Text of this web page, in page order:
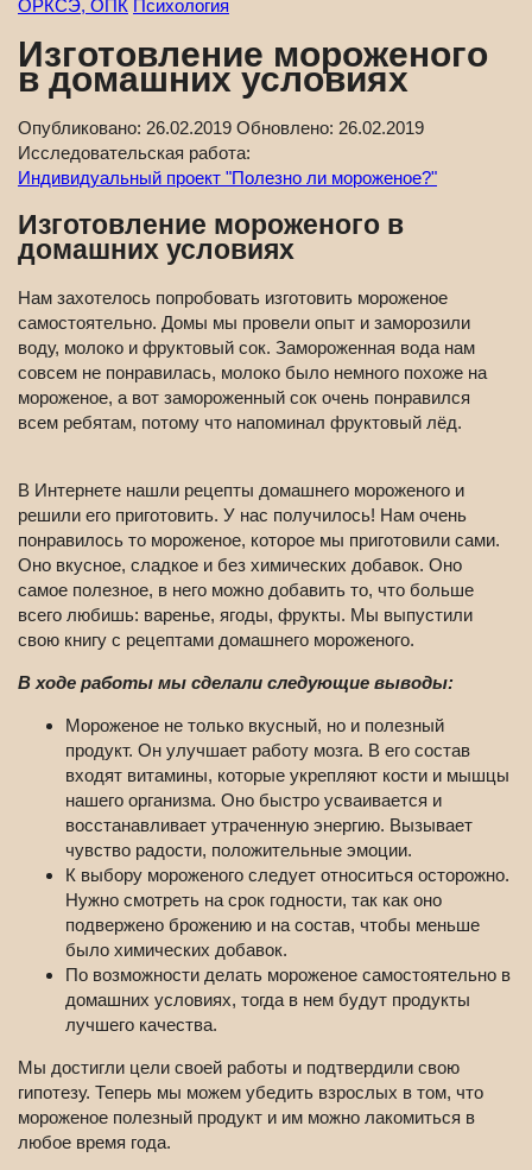
ОРКСЭ, ОПК Психология
Изготовление мороженого
в домашних условиях
Опубликовано: 26.02.2019 Обновлено: 26.02.2019
Исследовательская работа:
Индивидуальный проект "Полезно ли мороженое?"
Изготовление мороженого в
домашних условиях
Нам захотелось попробовать изготовить мороженое
самостоятельно. Домы мы провели опыт и заморозили
воду, молоко и фруктовый сок. Замороженная вода нам
совсем не понравилась, молоко было немного похоже на
мороженое, а вот замороженный сок очень понравился
всем ребятам, потому что напоминал фруктовый лёд.
В Интернете нашли рецепты домашнего мороженого и
решили его приготовить. У нас получилось! Нам очень
понравилось то мороженое, которое мы приготовили сами.
Оно вкусное, сладкое и без химических добавок. Оно
самое полезное, в него можно добавить то, что больше
всего любишь: варенье, ягоды, фрукты. Мы выпустили
свою книгу с рецептами домашнего мороженого.
В ходе работы мы сделали следующие выводы:
Мороженое не только вкусный, но и полезный
продукт. Он улучшает работу мозга. В его состав
входят витамины, которые укрепляют кости и мышцы
нашего организма. Оно быстро усваивается и
восстанавливает утраченную энергию. Вызывает
чувство радости, положительные эмоции.
К выбору мороженого следует относиться осторожно.
Нужно смотреть на срок годности, так как оно
подвержено брожению и на состав, чтобы меньше
было химических добавок.
По возможности делать мороженое самостоятельно в
домашних условиях, тогда в нем будут продукты
лучшего качества.
Мы достигли цели своей работы и подтвердили свою
гипотезу. Теперь мы можем убедить взрослых в том, что
мороженое полезный продукт и им можно лакомиться в
любое время года.